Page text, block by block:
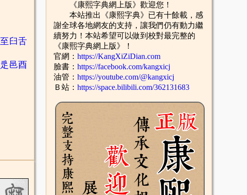
至 臼舌
辵 邑酉
《康熙字典網上版》歡迎您！
本站推出《康熙字典》已有十餘載，感
謝全球各地網友的支持，讓我們仍有動力繼
續努力！本站希望可以做到校對最完整的
《康熙字典網上版》！
官網： https://KangXiZiDian.com
臉書： https://facebook.com/kangxicj
油管： https://youtube.com/@kangxicj
Ｂ站： https://space.bilibili.com/362131683